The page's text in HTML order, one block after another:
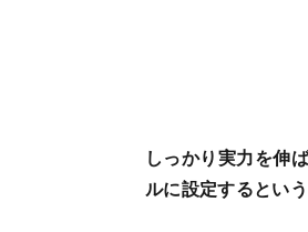
しっかり実力を伸
ルに設定するという